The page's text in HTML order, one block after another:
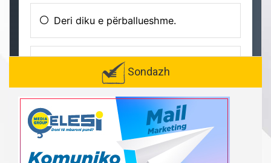
Sondazh